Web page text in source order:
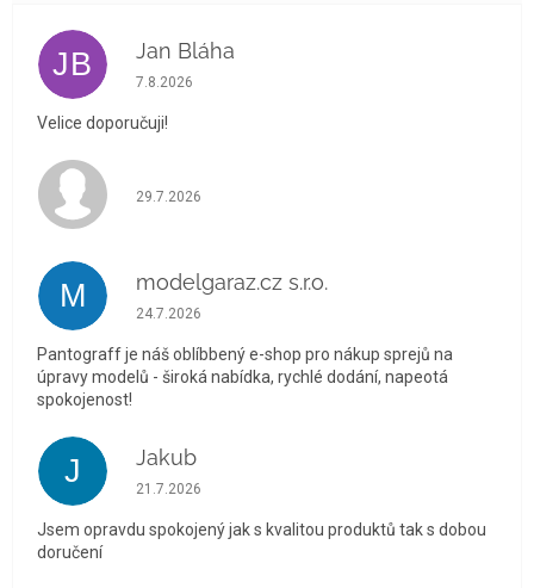
JB Jan Bláha
Hodnocení obchodu je 5 z 5 hvězdiček.
7.8.2026
Velice doporučuji!
Hodnocení obchodu je 5 z 5 hvězdiček.
29.7.2026
M modelgaraz.cz s.r.o.
Hodnocení obchodu je 5 z 5 hvězdiček.
24.7.2026
Pantograff je náš oblíbbený e-shop pro nákup sprejů na
úpravy modelů - široká nabídka, rychlé dodání, napeotá
spokojenost!
J Jakub
Hodnocení obchodu je 5 z 5 hvězdiček.
21.7.2026
Jsem opravdu spokojený jak s kvalitou produktů tak s dobou
doručení